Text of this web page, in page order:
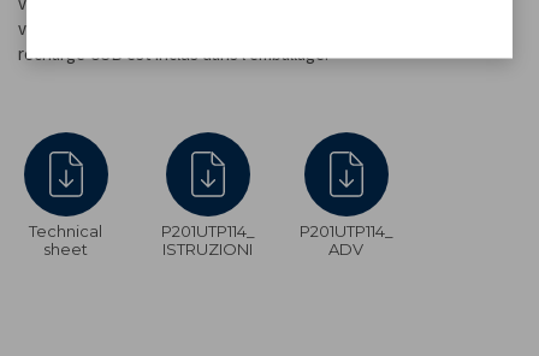
votre bouteille préférée au centre de votre table. Le câble de
recharge USB est inclus dans l'emballage.
Technical
sheet
P201UTP114_
ISTRUZIONI
P201UTP114_
ADV